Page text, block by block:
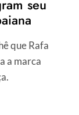
seu
que Rafa
a marca